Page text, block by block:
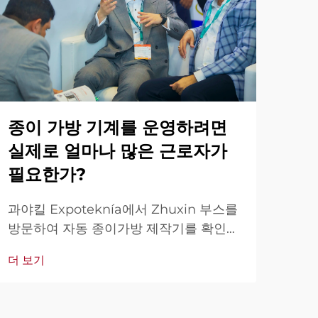
종이 가방 기계를 운영하려면
실제로 얼마나 많은 근로자가
필요한가?
과야킬 Expoteknía에서 Zhuxin 부스를
방문하여 자동 종이가방 제작기를 확인해
계. 라이브 데모 시연을 확인하실 수 있습
더 보기